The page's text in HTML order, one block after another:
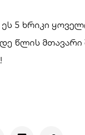
ეს 5 ხრიკი
წლის მთავარი